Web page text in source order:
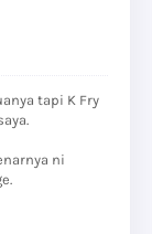
tapi K Fry
ni